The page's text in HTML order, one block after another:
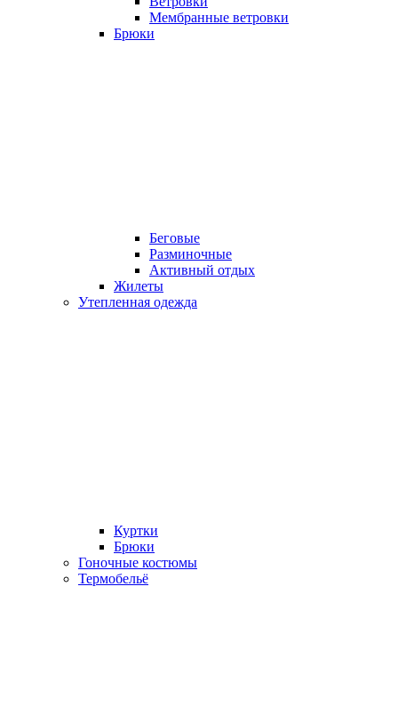
Мембранные ветровки
Брюки
Беговые
Разминочные
Активный отдых
Жилеты
Утепленная одежда
Куртки
Брюки
Гоночные костюмы
Термобельё